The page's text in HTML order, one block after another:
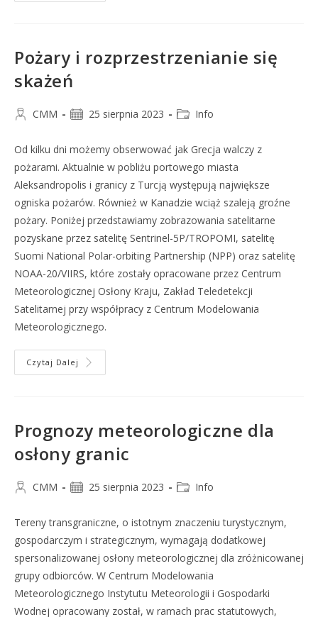
Pożary i rozprzestrzenianie się
skażeń
CMM 25 sierpnia 2023 Info
Od kilku dni możemy obserwować jak Grecja walczy z
pożarami. Aktualnie w pobliżu portowego miasta
Aleksandropolis i granicy z Turcją występują największe
ogniska pożarów. Również w Kanadzie wciąż szaleją groźne
pożary. Poniżej przedstawiamy zobrazowania satelitarne
pozyskane przez satelitę Sentrinel-5P/TROPOMI, satelitę
Suomi National Polar-orbiting Partnership (NPP) oraz satelitę
NOAA-20/VIIRS, które zostały opracowane przez Centrum
Meteorologicznej Osłony Kraju, Zakład Teledetekcji
Satelitarnej przy współpracy z Centrum Modelowania
Meteorologicznego.
Czytaj Dalej
Prognozy meteorologiczne dla
osłony granic
CMM 25 sierpnia 2023 Info
Tereny transgraniczne, o istotnym znaczeniu turystycznym,
gospodarczym i strategicznym, wymagają dodatkowej
spersonalizowanej osłony meteorologicznej dla zróżnicowanej
grupy odbiorców. W Centrum Modelowania
Meteorologicznego Instytutu Meteorologii i Gospodarki
Wodnej opracowany został, w ramach prac statutowych,